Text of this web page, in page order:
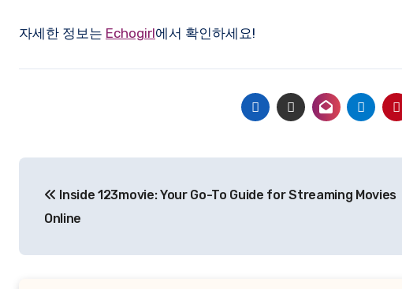
자세한 정보는 Echogirl에서 확인하세요!
navigation
Inside 123movie: Your Go-To Guide for Streaming Movies
Online